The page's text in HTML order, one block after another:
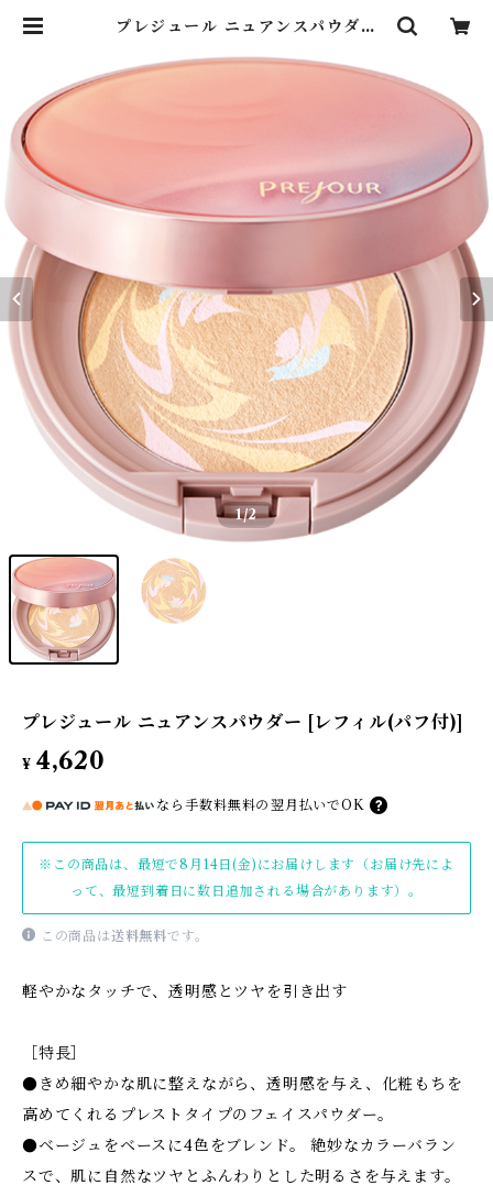
プレジュール ニュアンスパウダー
p
1/2
プレジュール ニュアンスパウダー [レフィル(パフ付)]
¥ 4,620
なら 手数料無料の 翌月払いでOK
※この商品は、最短で8月14日(金)にお届けします（お届け先によ
って、最短到着日に数日追加される場合があります）。
この商品は送料無料です。
軽やかなタッチで、透明感とツヤを引き出す
［特長］
●きめ細やかな肌に整えながら、透明感を与え、化粧もちを
高めてくれるプレストタイプのフェイスパウダー。
●ベージュをベースに4色をブレンド。 絶妙なカラーバラン
スで、肌に自然なツヤとふんわりとした明るさを与えます。